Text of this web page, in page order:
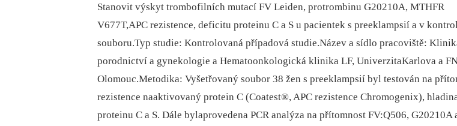
Stanovit výskyt trombofilních mutací FV Leiden, protrombinu G20210A, MTHFR
V677T,APC rezistence, deficitu proteinu C a S u pacientek s preeklampsií a v
souboru.Typ studie: Kontrolovaná případová studie.Název a sídlo pracoviště:
porodnictví a gynekologie a Hematoonkologická klinika LF, UniverzitaKarlova a
Olomouc.Metodika: Vyšetřovaný soubor 38 žen s preeklampsií byl testován na
rezistence naaktivovaný protein C (Coatest®, APC rezistence Chromogenix),
proteinu C a S. Dále bylaprovedena PCR analýza na přítomnost FV:Q506, G20210A